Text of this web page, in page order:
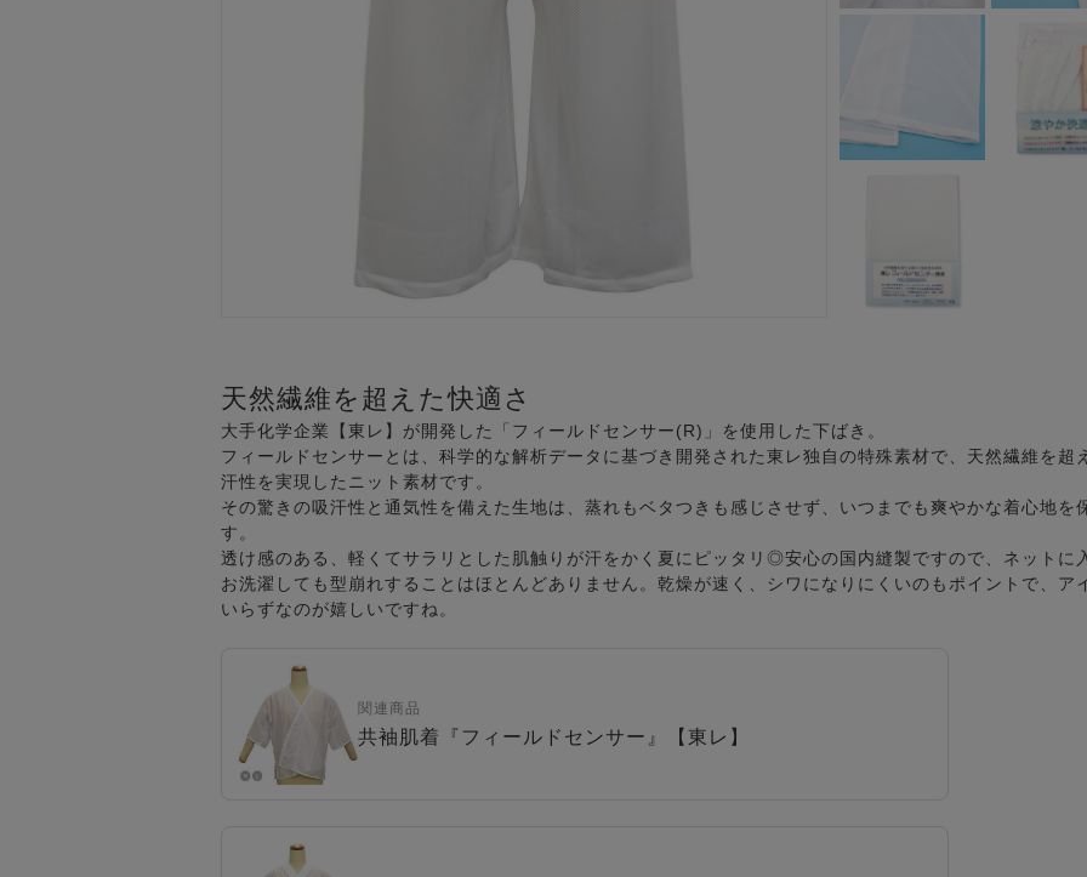
天然繊維を超えた快適さ
大手化学企業【東レ】が開発した「フィールドセンサー(R)」を使用した下ばき。
フィールドセンサーとは、科学的な解析データに基づき開発された東レ独自の特殊素材で、天然繊維を超
汗性を実現したニット素材です。
その驚きの吸汗性と通気性を備えた生地は、蒸れもベタつきも感じさせず、いつまでも爽やかな着心地を
す。
透け感のある、軽くてサラリとした肌触りが汗をかく夏にピッタリ◎安心の国内縫製ですので、ネットに
お洗濯しても型崩れすることはほとんどありません。乾燥が速く、シワになりにくいのもポイントで、ア
いらずなのが嬉しいですね。
関連商品
共袖肌着『フィールドセンサー』【東レ】